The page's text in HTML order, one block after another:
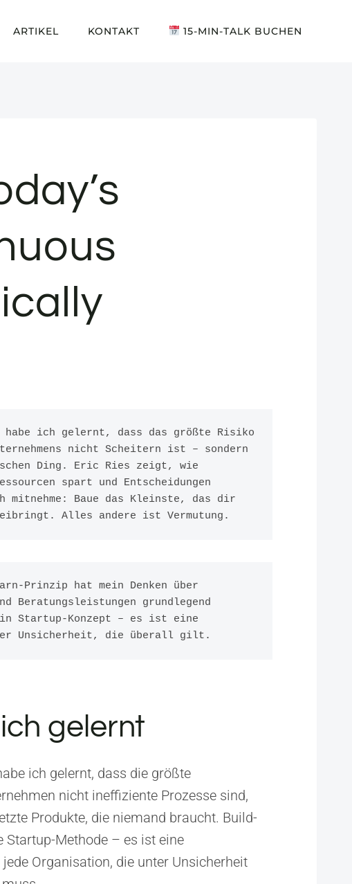
ARTIKEL KONTAKT 15-MIN-TALK BUCHEN
ich gelernt, dass das größte Risiko
nicht Scheitern ist – sondern
Ding. Eric Ries zeigt, wie
spart und Entscheidungen
mitnehme: Baue das Kleinste, das dir
Alles andere ist Vermutung.
Prinzip hat mein Denken über
Beratungsleistungen grundlegend
Startup-Konzept – es ist eine
Unsicherheit, die überall gilt.
gelernt
ich gelernt, dass die größte
nicht ineffiziente Prozesse sind,
Produkte, die niemand braucht. Build-
Startup-Methode – es ist eine
Organisation, die unter Unsicherheit